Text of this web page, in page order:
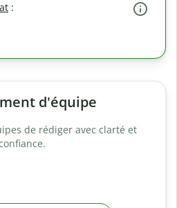
:
d'équipe
de rédiger avec clarté et